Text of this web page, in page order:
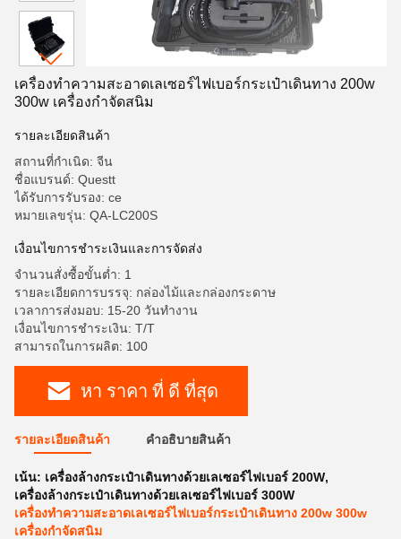
เครื่องทําความสะอาดเลเซอร์ไฟเบอร์กระเป๋าเดินทาง 200w
300w เครื่องกําจัดสนิม
รายละเอียดสินค้า
สถานที่กำเนิด: จีน
ชื่อแบรนด์: Questt
ได้รับการรับรอง: ce
หมายเลขรุ่น: QA-LC200S
เงื่อนไขการชําระเงินและการจัดส่ง
จำนวนสั่งซื้อขั้นต่ำ: 1
รายละเอียดการบรรจุ: กล่องไม้และกล่องกระดาษ
เวลาการส่งมอบ: 15-20 วันทํางาน
เงื่อนไขการชำระเงิน: T/T
สามารถในการผลิต: 100
หา ราคา ที่ ดี ที่สุด
รายละเอียดสินค้า คําอธิบายสินค้า
เน้น: เครื่องล้างกระเป๋าเดินทางด้วยเลเซอร์ไฟเบอร์ 200W,
เครื่องล้างกระเป๋าเดินทางด้วยเลเซอร์ไฟเบอร์ 300W
เครื่องทําความสะอาดเลเซอร์ไฟเบอร์กระเป๋าเดินทาง 200w 300w
เครื่องกําจัดสนิม